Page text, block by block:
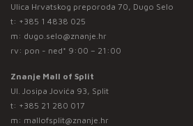
Ulica Hrvatskog preporoda 70, Dugo Selo
t: +385 1 4838 025
m: dugo.selo@znanje.hr
rv: pon - ned* 9:00 – 21:00
Znanje Mall of Split
Ul. Josipa Jovića 93, Split
t: +385 21 280 017
m: mallofsplit@znanje.hr